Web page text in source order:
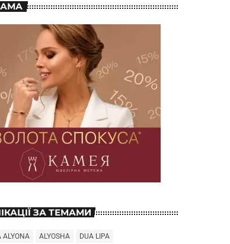
ЗА ТЕМАМИ
ALYONA ALYOSHA
DUA LIPA